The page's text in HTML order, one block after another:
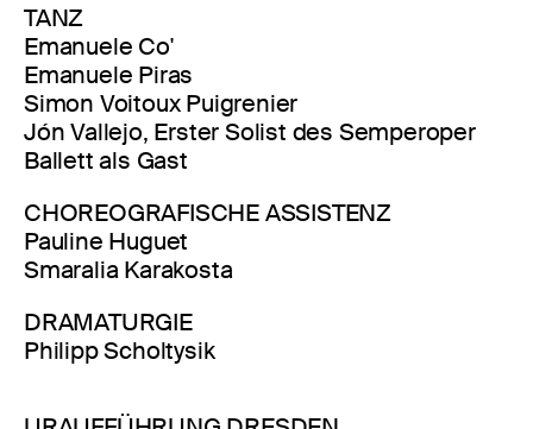
TANZ
Emanuele Co'
Emanuele Piras
Simon Voitoux Puigrenier
Jón Vallejo, Erster Solist des Semperoper
Ballett als Gast
CHOREOGRAFISCHE ASSISTENZ
Pauline Huguet
Smaralia Karakosta
DRAMATURGIE
Philipp Scholtysik